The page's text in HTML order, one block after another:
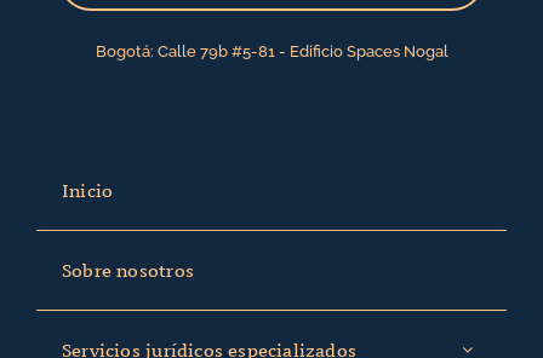
Bogotá: Calle 79b #5-81 - Edificio Spaces Nogal
Inicio
Sobre nosotros
Servicios jurídicos especializados